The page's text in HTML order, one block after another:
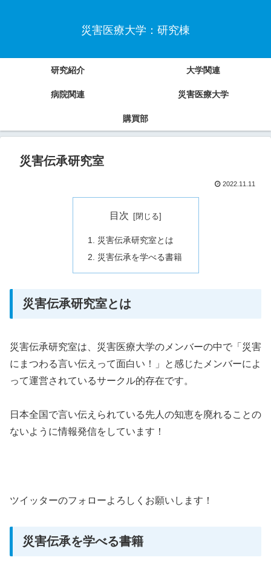
災害医療大学：研究棟
研究紹介 大学関連
病院関連 災害医療大学
購買部
災害伝承研究室
2022.11.11
目次
災害伝承研究室とは
災害伝承を学べる書籍
災害伝承研究室とは
災害伝承研究室は、災害医療大学のメンバーの中で「災害
にまつわる言い伝えって面白い！」と感じたメンバーによ
って運営されているサークル的存在です。
日本全国で言い伝えられている先人の知恵を廃れることの
ないように情報発信をしています！
ツイッターのフォローよろしくお願いします！
災害伝承を学べる書籍